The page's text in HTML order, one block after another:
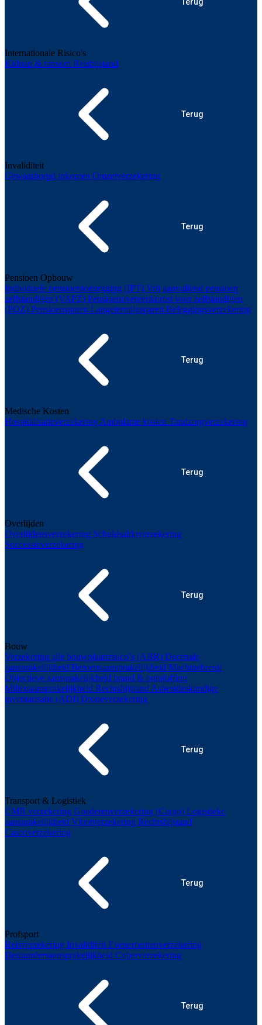
Internationale Risico's
Kidnap & ransom Reisbijstand
Terug
Invaliditeit
Gewaarborgd inkomen Omzetverzekering
Terug
Pensioen Opbouw
Individuele pensioentoezegging (IPT) Vrij aanvullend pensioen
zelfstandigen (VAPZ) Pensioenovereenkomst voor zelfstandigen
(POZ) Pensioensparen Langetermijnsparen Beleggingsverzekering
Terug
Medische Kosten
Hospitalisatieverzekering Ambulante kosten Tandzorgverzekering
Terug
Overlijden
Overlijdensverzekering Schuldsaldoverzekering
Successieverzekering
Terug
Bouw
Verzekering alle bouwplaatsrisico’s (ABR) Decenale
aansprakelijkheid Beroepsaansprakelijkheid Machinebreuk
Objectieve aansprakelijkheid brand & ontploffing
Milieuaansprakelijkheid Rechtsbijstand Asbestdeskundige
inventarisatie (ADI) Droneverzekering
Terug
Transport & Logistiek
CMR verzekering Goederenverzekering (Cargo) Logistieke
aansprakelijkheid Vlootverzekering Rechtsbijstand
Cascoverzekering
Terug
Profsport
Reisverzekering Invaliditeit Evenementenverzekering
Bestuurdersaansprakelijkheid Cyberverzekering
Terug